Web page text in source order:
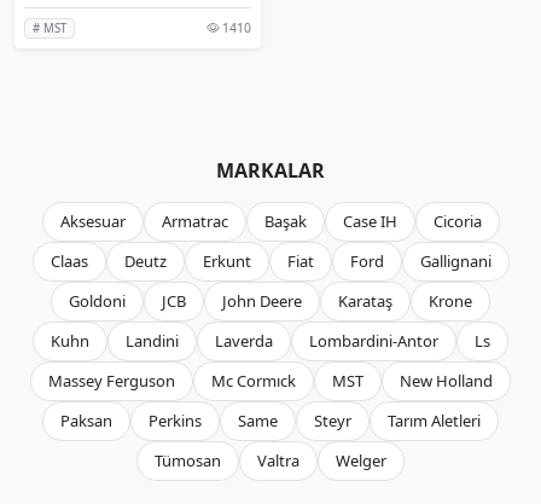
# MST 1410
MARKALAR
Aksesuar Armatrac Başak Case IH
Cicoria
Claas
Deutz Erkunt Fiat Ford
Gallignani
Goldoni
JCB John Deere Karataş
Krone
Kuhn
Landini Laverda Lombardini-Antor
Ls
Massey Ferguson
Mc Cormıck MST
New Holland
Paksan
Perkins Same Steyr
Tarım Aletleri
Tümosan
Valtra Welger